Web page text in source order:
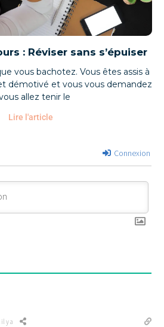
: Réviser sans s’épuiser
vous bachotez. Vous êtes assis à
démotivé et vous vous demandez
allez tenir le
Lire l'article
Connexion
il y a